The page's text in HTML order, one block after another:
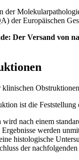
der
der Europäischen
Der Versand von
ist die
nach einem
werden
histologische
der